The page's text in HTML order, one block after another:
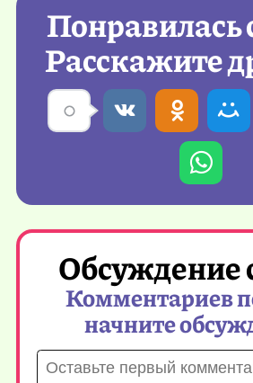
Понравилась
Расскажите
Обсуждение
Комментариев
начните